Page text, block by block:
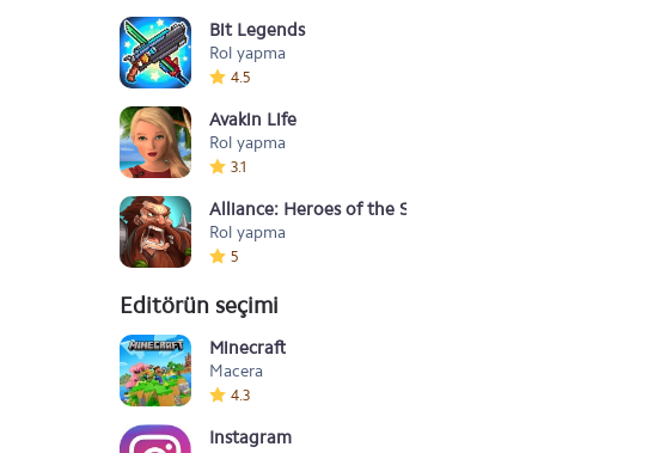
Bit Legends
Rol yapma
4.5
Avakin Life
Rol yapma
3.1
Alliance: Heroes of the Spire
Rol yapma
5
Editörün seçimi
Minecraft
Macera
4.3
Instagram